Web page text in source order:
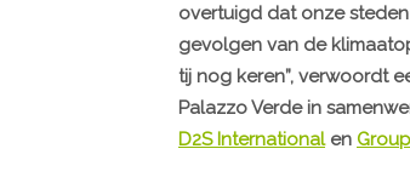
overtuigd dat onze
gevolgen van de
tij nog keren”, verwoordt
Palazzo Verde in
D2S Internationalen